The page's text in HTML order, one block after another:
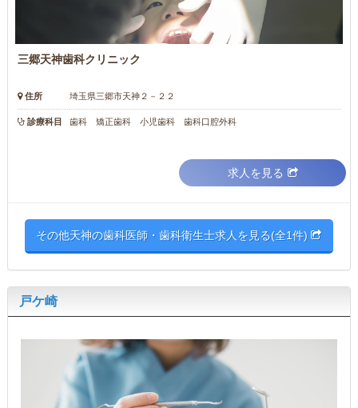
三郷天神歯科クリニック
住所 埼玉県三郷市天神２－２２
診療科目 歯科 矯正歯科 小児歯科 歯科口腔外科
求人を見る
その他天神の歯科医師・歯科衛生士求人を見る(全1件)
戸ケ崎